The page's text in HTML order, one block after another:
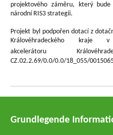
projektového záměru, který
národní RIS3 strategii.
Projekt byl podpořen dotací z
Královéhradeckého
akcelerátoru
CZ.02.2.69/0.0/0.0/18_055/
Grundlegende